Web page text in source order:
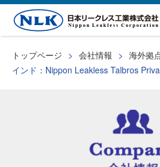
トップページ 会社情報
海外拠
インド：Nippon Leakless Talbros